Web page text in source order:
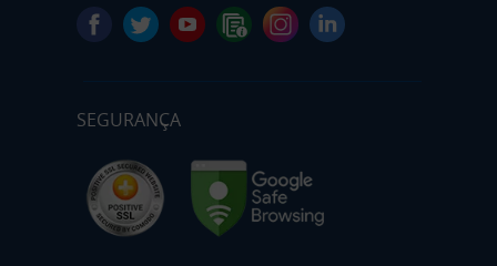
SEGURANÇA